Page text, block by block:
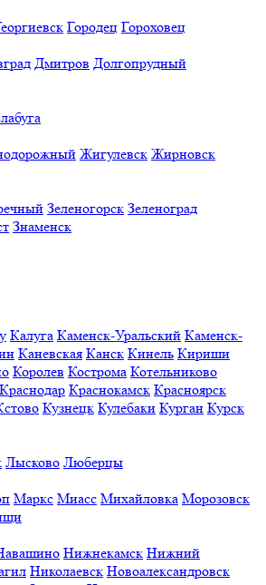
Городец Гороховец
Дмитров Долгопрудный
Жигулевск Жирновск
Зеленогорск Зеленоград
Знаменск
Калуга Каменск-Уральский Каменск-
Каневская Канск Кинель Кириши
Королев Кострома Котельниково
Краснодар Краснокамск Красноярск
Кузнецк Кулебаки Курган Курск
Лысково Люберцы
Маркс Миасс Михайловка Морозовск
Нижнекамск Нижний
Николаевск Новоалександровск